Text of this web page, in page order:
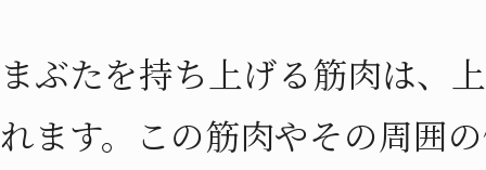
まぶたを持ち上げる筋肉は、
れます。この筋肉やその周囲